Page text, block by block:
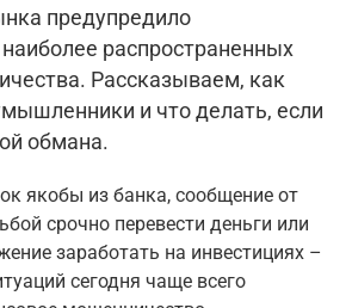
предупредило
распространенных
Рассказываем, как
и что делать, если
обмана.
якобы из банка, сообщение от
срочно перевести деньги или
заработать на инвестициях –
сегодня чаще всего